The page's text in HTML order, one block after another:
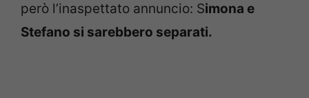
però l’inaspettato annuncio: Simona e
Stefano si sarebbero separati.